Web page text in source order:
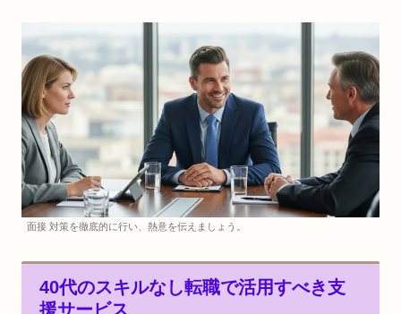
面接 対策を徹底的に行い、熱意を伝えましょう。
40代のスキルなし転職で活用すべき支
援サービス